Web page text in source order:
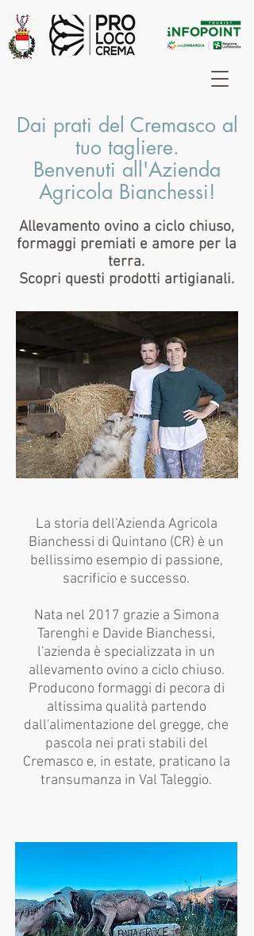
Dai prati del Cremasco al
tuo tagliere.
Benvenuti all'Azienda
Agricola Bianchessi!
Allevamento ovino a ciclo chiuso,
formaggi premiati e amore per la
terra.
Scopri questi prodotti artigianali.
La storia dell’Azienda Agricola
Bianchessi di Quintano (CR) è un
bellissimo esempio di passione,
sacrificio e successo.
Nata nel 2017 grazie a Simona
Tarenghi e Davide Bianchessi,
l'azienda è specializzata in un
allevamento ovino a ciclo chiuso.
Producono formaggi di pecora di
altissima qualità partendo
dall'alimentazione del gregge, che
pascola nei prati stabili del
Cremasco e, in estate, praticano la
transumanza in Val Taleggio.